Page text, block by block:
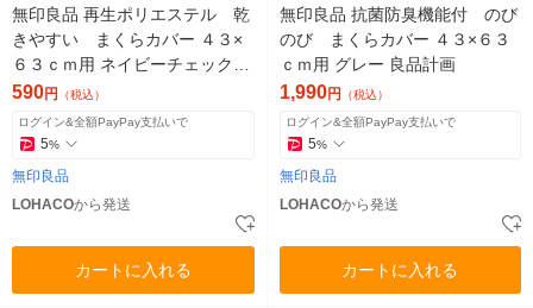
無印良品 再生ポリエステル 乾
きやすい まくらカバー ４３×
６３ｃｍ用 ネイビーチェック
良品計画
590円 （税込）
ログイン&全額PayPay支払いで
5%
無印良品
LOHACOから発送
カートに入れる
無印良品 抗菌防臭機能付 のび
のび まくらカバー ４３×６３
ｃｍ用 グレー 良品計画
1,990円 （税込）
ログイン&全額PayPay支払いで
5%
無印良品
LOHACOから発送
カートに入れる